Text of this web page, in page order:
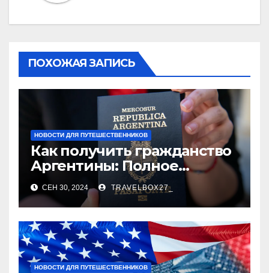
ПОХОЖАЯ ЗАПИСЬ
НОВОСТИ ДЛЯ ПУТЕШЕСТВЕННИКОВ
Как получить гражданство
Аргентины: Полное
руководство
СЕН 30, 2024 TRAVELBOX27_
НОВОСТИ ДЛЯ ПУТЕШЕСТВЕННИКОВ